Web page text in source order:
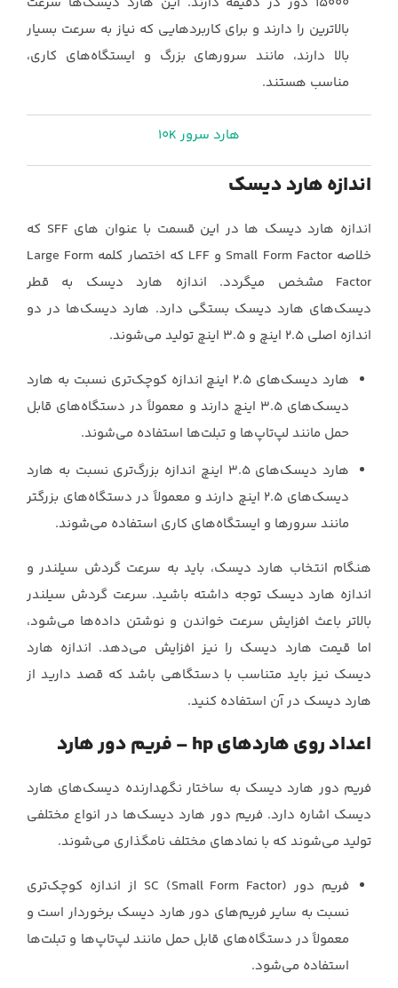
بالاترین را دارند و برای کاربردهایی که نیاز به سرعت بسیار
بالا دارند، ‏مانند سرورهای بزرگ و ایستگاه‌های کاری،
مناسب هستند.‏
هارد سرور 10K
اندازه هارد دیسک‌‏
اندازه هارد دیسک ها در این قسمت با عنوان های ‏SFF‏ که
خلاصه ‏Small Form Factor‏ و ‏LFF‏ که اختصار کلمه ‏Large Form
Factor‏ مشخص میگردد. اندازه هارد دیسک به قطر
‏دیسک‌های هارد دیسک بستگی دارد. هارد دیسک‌ها در دو
اندازه اصلی 2.5 اینچ و 3.5 اینچ تولید ‏می‌شوند.‏
هارد دیسک‌های 2.5 اینچ اندازه کوچک‌تری نسبت به هارد
دیسک‌های 3.5 اینچ دارند و ‏معمولاً در دستگاه‌های قابل
حمل مانند لپ‌تاپ‌ها و تبلت‌ها استفاده می‌شوند.‏
هارد دیسک‌های 3.5 اینچ اندازه بزرگ‌تری نسبت به هارد
دیسک‌های 2.5 اینچ دارند و ‏معمولاً در دستگاه‌های بزرگتر
مانند سرورها و ایستگاه‌های کاری استفاده می‌شوند.‏
هنگام انتخاب هارد دیسک، باید به سرعت گردش سیلندر و
اندازه هارد دیسک توجه داشته باشید. ‏سرعت گردش سیلندر
بالاتر باعث افزایش سرعت خواندن و نوشتن داده‌ها می‌شود،
اما قیمت هارد ‏دیسک را نیز افزایش می‌دهد. اندازه هارد
دیسک نیز باید متناسب با دستگاهی باشد که قصد دارید از
‏هارد دیسک در آن استفاده کنید.‏
اعداد روی هاردهای hp – فریم دور هارد
فریم دور هارد دیسک به ساختار نگهدارنده دیسک‌های هارد
دیسک اشاره دارد. فریم دور هارد دیسک‌ها ‏در انواع مختلفی
تولید می‌شوند که با نمادهای مختلف نامگذاری می‌شوند.‏
فریم دور ‏SC (Small Form Factor)‎‏ از اندازه کوچک‌تری
نسبت به سایر فریم‌های دور ‏هارد دیسک برخوردار است و
معمولاً در دستگاه‌های قابل حمل مانند لپ‌تاپ‌ها و تبلت‌ها
‏استفاده می‌شود.‏